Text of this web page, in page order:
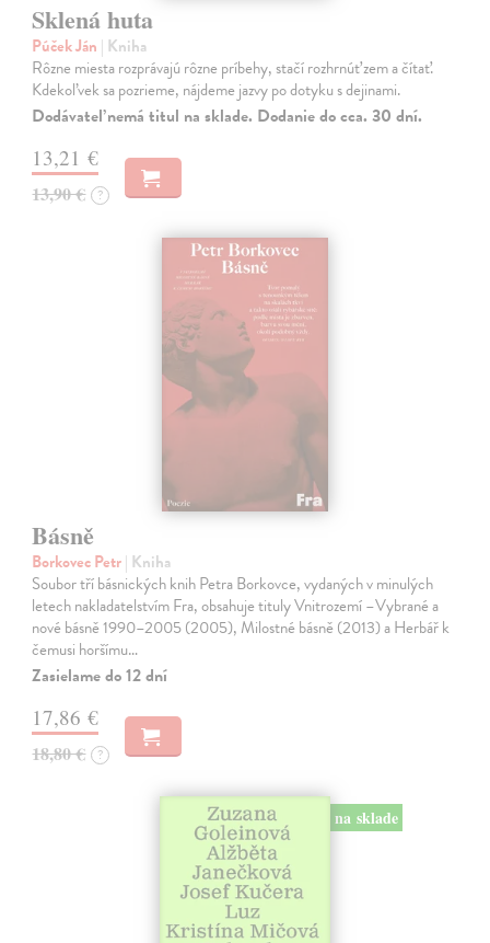
Sklená huta
Púček Ján | Kniha
Rôzne miesta rozprávajú rôzne príbehy, stačí rozhrnúť zem a čítať.
Kdekoľvek sa pozrieme, nájdeme jazvy po dotyku s dejinami.
Dodávateľ nemá titul na sklade. Dodanie do cca. 30 dní.
13,21 €
13,90 € ?
Básně
Borkovec Petr| Kniha
Soubor tří básnických knih Petra Borkovce, vydaných v minulých
letech nakladatelstvím Fra, obsahuje tituly Vnitrozemí –Vybrané a
nové básně 1990–2005 (2005), Milostné básně (2013) a Herbář k
čemusi horšímu…
Zasielame do 12 dní
17,86 €
18,80 € ?
na sklade